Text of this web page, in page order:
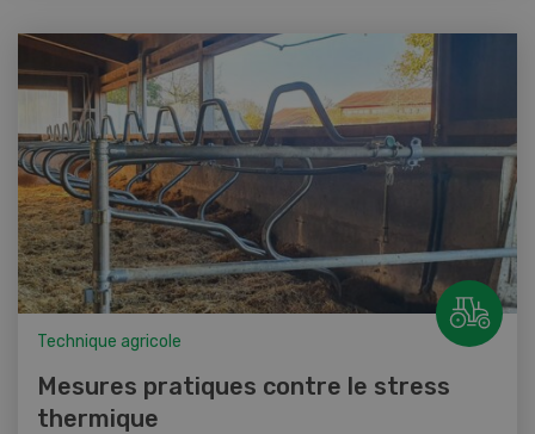
Technique agricole
Mesures pratiques contre le stress
thermique